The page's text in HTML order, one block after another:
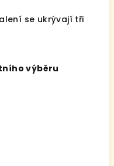
se ukrývají tři
výběru